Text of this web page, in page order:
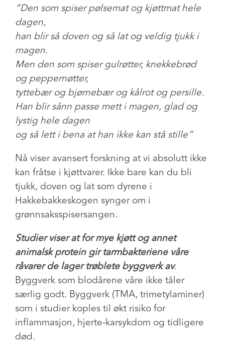
”Den som spiser pølsemat og kjøttmat hele
dagen,
han blir så doven og så lat og veldig tjukk i
magen.
Men den som spiser gulrøtter, knekkebrød
og peppernøtter,
tyttebær og bjørnebær og kålrot og persille.
Han blir sånn passe mett i magen, glad og
lystig hele dagen
og så lett i bena at han ikke kan stå stille”
Nå viser avansert forskning at vi absolutt ikke
kan fråtse i kjøttvarer. Ikke bare kan du bli
tjukk, doven og lat som dyrene i
Hakkebakkeskogen synger om i
grønnsaksspisersangen.
Studier viser at for mye kjøtt og annet
animalsk protein gir tarmbakteriene våre
råvarer de lager trøblete byggverk av.
Byggverk som blodårene våre ikke tåler
særlig godt. Byggverk (TMA, trimetylaminer)
som i studier koples til økt risiko for
inflammasjon, hjerte-karsykdom og tidligere
død.